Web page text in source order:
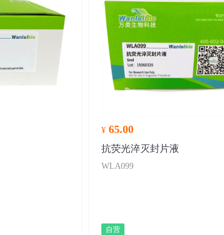
¥ 65.00
抗荧光淬灭封片液
WLA099
自营